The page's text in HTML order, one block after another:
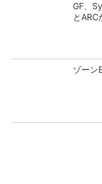
GF、
とARC
ゾーン